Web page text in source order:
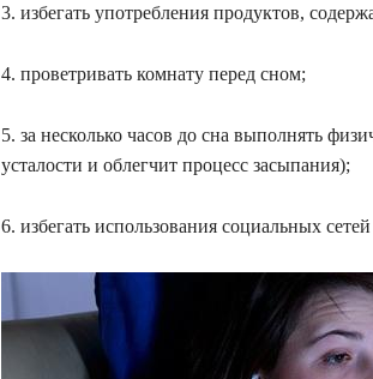
3. избегать употребления продуктов,
4. проветривать комнату перед сном;
5. за несколько часов до сна выполнять
усталости и облегчит процесс засыпания);
6. избегать использования социальных